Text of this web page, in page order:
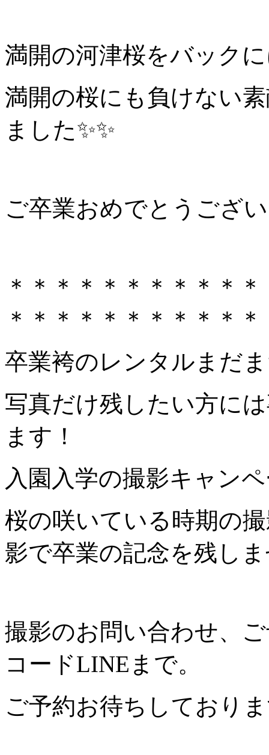
満開の河津桜をバック
満開の桜にも負けない
ました✨✨
ご卒業おめでとうござ
＊＊＊＊＊＊＊＊＊＊
＊＊＊＊＊＊＊＊＊＊
卒業袴のレンタルまだ
写真だけ残したい方に
ます！
入園入学の撮影キャン
桜の咲いている時期の
影で卒業の記念を残し
撮影のお問い合わせ、
コードLINEまで。
ご予約お待ちしており